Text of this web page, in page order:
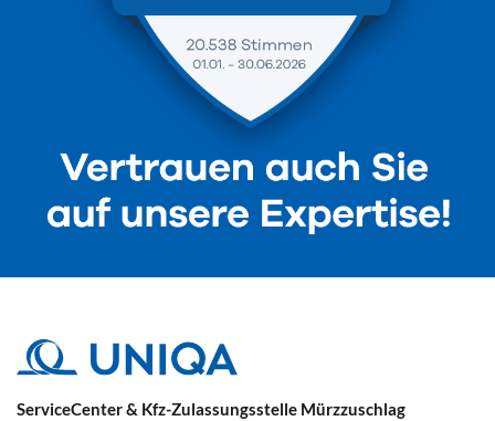
ServiceCenter & Kfz-Zulassungsstelle Mürzzuschlag